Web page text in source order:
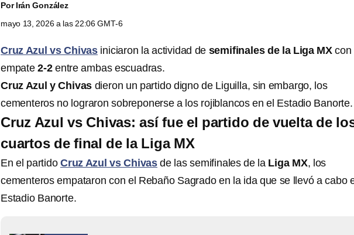
PorIrán González
mayo 13, 2026 a las 22:06 GMT-6
Cruz Azul vs Chivas iniciaron la actividad de semifinales de la Liga MXcon
empate2-2entre ambas escuadras.
Cruz Azul y Chivas dieron un partido digno de Liguilla, sin embargo, los
cementeros no lograron sobreponerse a los rojiblancos en el Estadio Banorte.
Cruz Azul vs Chivas: así fue el partido de vuelta de
cuartos de final de la Liga MX
En el partido Cruz Azul vs Chivas de las semifinales de la Liga MX, los
cementeros empataron con el Rebaño Sagrado en la ida que se llevó a cabo
Estadio Banorte.